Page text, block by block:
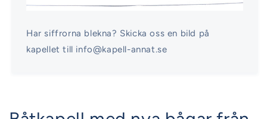
Har siffrorna blekna? Skicka oss en bild på
kapellet till info@kapell-annat.se